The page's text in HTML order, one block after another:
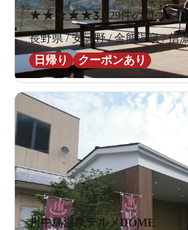
★★★★★3.529件の口コミ
長野県 / 安曇野 / 金熊温泉 / 信
日帰り
クーポンあり
川中島温泉テルメDOME